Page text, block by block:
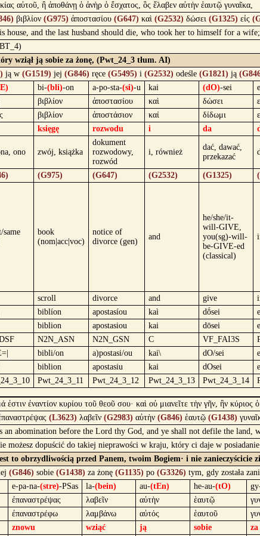
αὐτοῦ, ἢ ἀποθάνῃ ὁ ἀνὴρ ὁ ἔσχατος, ὃς ἔλαβεν αὐτὴν ἑαυτῷ γυναῖκα,
βιβλίον (G975) ἀποστασίου (G647) καὶ (G2532) δώσει (G1325) εἰς
and the last husband should die, who took her to himself for a
wziął ją sobie za żonę, (Pwt_24_3 tłum. AI)
ją w (G1519) jej (G846) ręce (G5495) i (G2532) odeśle (G1821) ją
bi-(bli)-on a-po-sta-(si)-u kai (dO)-sei
βιβλίον ἀποστασίου καὶ δώσει
βιβλίον ἀποστάσιον καί δίδωμι
księgę rozwodu i da
ono zwój, książka
dokument
rozwodowy,
rozwód
i, również
dać, dawać,
przekazać
(G975) (G647) (G2532) (G1325)
same
book
(nom|acc|voc)
notice of
divorce (gen)
and
he/she/it-
will-GIVE,
you(sg)-will-
be-GIVE-ed
(classical)
scroll divorce and give
biblíon apostasíou kaì dṓsei
biblion apostasiou kai dōsei
N2N_ASN N2N_GSN C VF_FAI3S
bibli/on a)postasi/ou kai\ dO/sei
biblion apostasiu kai dOsei
Pwt_24_3_11 Pwt_24_3_12 Pwt_24_3_13 Pwt_24_3_14
ἐναντίον κυρίου τοῦ θεοῦ σου· καὶ οὐ μιανεῖτε τὴν γῆν, ἣν
(L3623) λαβεῖν (G2983) αὐτὴν (G846) ἑαυτῷ (G1438)
abomination before the Lord thy God, and ye shall not defile the
możesz dopuścić do takiej nieprawości w kraju, który ci daje w
to obrzydliwością przed Panem, twoim Bogiem· i nie
(G846) sobie (G1438) za żonę (G1135) po (G3326) tym, gdy została
e-pa-na-(stre)-PSas la-(bein) au-(tEn) he-au-(tO)
ἐπαναστρέψας λαβεῖν αὐτὴν ἑαυτῷ
ἐπαναστρέφω λαμβάνω αὐτός ἑαυτοῦ
znowu wziąć ją sobie za